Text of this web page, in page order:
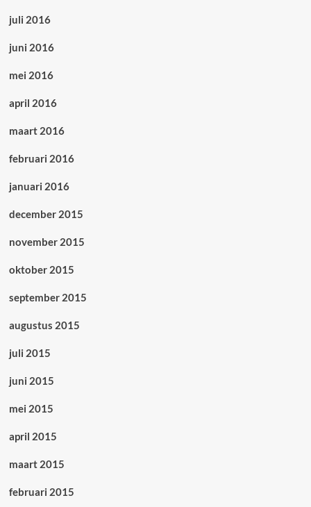
juli 2016
juni 2016
mei 2016
april 2016
maart 2016
februari 2016
januari 2016
december 2015
november 2015
oktober 2015
september 2015
augustus 2015
juli 2015
juni 2015
mei 2015
april 2015
maart 2015
februari 2015